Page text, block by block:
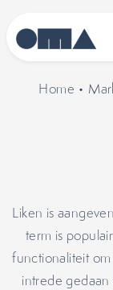
Home •
Liken is
term is
functionaliteit
intrede